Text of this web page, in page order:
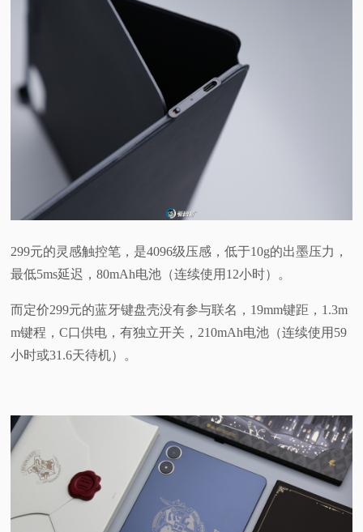
299元的灵感触控笔，是4096级压感，低于10g的出墨压力，
最低5ms延迟，80mAh电池（连续使用12小时）。
而定价299元的蓝牙键盘壳没有参与联名，19mm键距，1.3m
m键程，C口供电，有独立开关，210mAh电池（连续使用59
小时或31.6天待机）。